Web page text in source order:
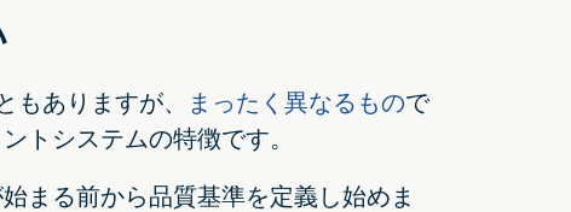
もありますが、 まったく異なるもので
トシステムの特徴です。
まる前から品質基準を定義し始めま